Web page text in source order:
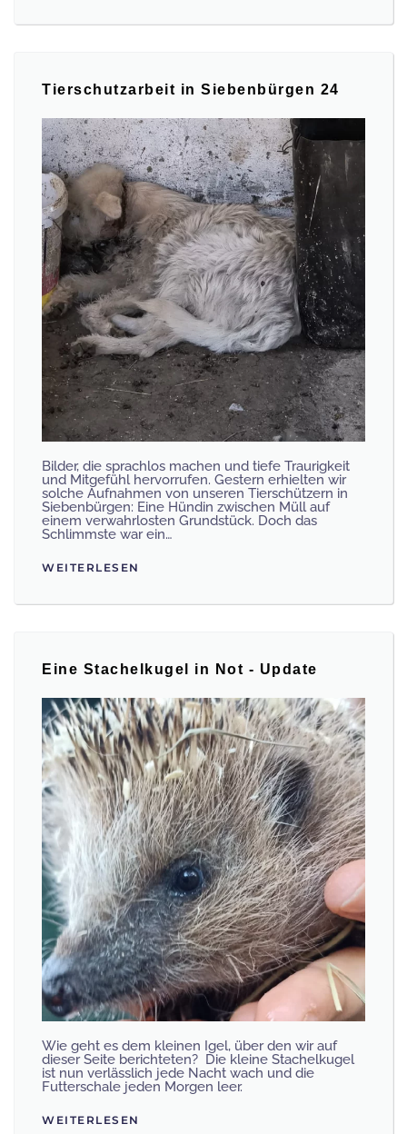
Tierschutzarbeit in Siebenbürgen 24
Bilder, die sprachlos machen und tiefe Traurigkeit
und Mitgefühl hervorrufen. Gestern erhielten wir
solche Aufnahmen von unseren Tierschützern in
Siebenbürgen: Eine Hündin zwischen Müll auf
einem verwahrlosten Grundstück. Doch das
Schlimmste war ein…
WEITERLESEN
Eine Stachelkugel in Not - Update
Wie geht es dem kleinen Igel, über den wir auf
dieser Seite berichteten? Die kleine Stachelkugel
ist nun verlässlich jede Nacht wach und die
Futterschale jeden Morgen leer.
WEITERLESEN